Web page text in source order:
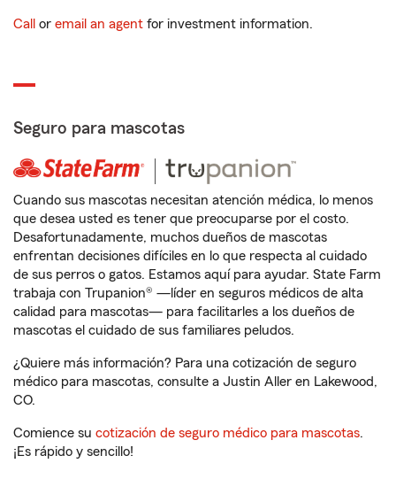
Call or email an agent for investment information.
Seguro para mascotas
Cuando sus mascotas necesitan atención médica, lo menos
que desea usted es tener que preocuparse por el costo.
Desafortunadamente, muchos dueños de mascotas
enfrentan decisiones difíciles en lo que respecta al cuidado
de sus perros o gatos. Estamos aquí para ayudar. State Farm
trabaja con Trupanion® —líder en seguros médicos de alta
calidad para mascotas— para facilitarles a los dueños de
mascotas el cuidado de sus familiares peludos.
¿Quiere más información? Para una cotización de seguro
médico para mascotas, consulte a Justin Aller en Lakewood,
CO.
Comience su cotización de seguro médico para mascotas.
¡Es rápido y sencillo!